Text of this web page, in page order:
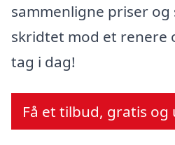
sammenligne priser og
skridtet mod et renere
tag i dag!
Få et tilbud, gratis